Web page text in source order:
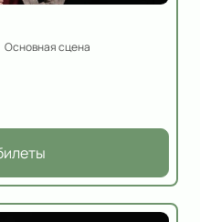
Основная сцена